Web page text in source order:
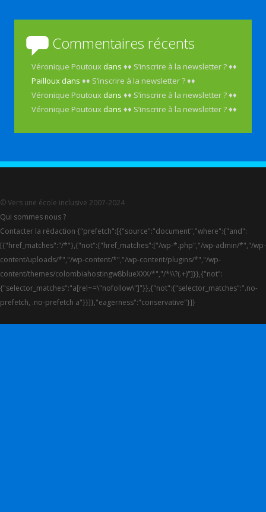
Commentaires récents
Véronique Poutoux dans♦♦ S’inscrire à la newsletter ? ♦♦
Pailloux dans♦♦ S’inscrire à la newsletter ? ♦♦
Véronique Poutoux dans♦♦ S’inscrire à la newsletter ? ♦♦
Véronique Poutoux dans♦♦ S’inscrire à la newsletter ? ♦♦
© Vers une école inclusive 2007-2024
Qui sommes nous ?
Contacter la rédaction {"prefetch":[{"source":"document","where":{"and":
[{"href_matches":"/*"},{"not":{"href_matches":["/wp-*.php","/wp-admin/*","/wp-
content/uploads/*","/wp-content/*","/wp-content/plugins/*","/wp-
content/themes/colombiahostingw8blueXXX/*","/*\\?(.+)"]}},{"not":
{"selector_matches":"a[rel~=\"nofollow\"]"}},{"not":{"selector_matches":".no-
prefetch, .no-prefetch a"}}]},"eagerness":"conservative"}]}